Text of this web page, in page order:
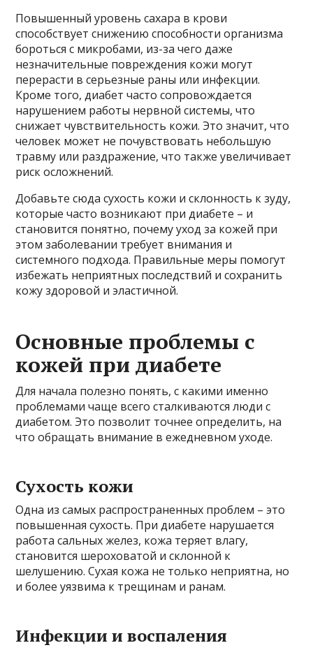
Повышенный уровень сахара в крови
способствует снижению способности организма
бороться с микробами, из-за чего даже
незначительные повреждения кожи могут
перерасти в серьезные раны или инфекции.
Кроме того, диабет часто сопровождается
нарушением работы нервной системы, что
снижает чувствительность кожи. Это значит, что
человек может не почувствовать небольшую
травму или раздражение, что также увеличивает
риск осложнений.
Добавьте сюда сухость кожи и склонность к зуду,
которые часто возникают при диабете – и
становится понятно, почему уход за кожей при
этом заболевании требует внимания и
системного подхода. Правильные меры помогут
избежать неприятных последствий и сохранить
кожу здоровой и эластичной.
Основные проблемы с
кожей при диабете
Для начала полезно понять, с какими именно
проблемами чаще всего сталкиваются люди с
диабетом. Это позволит точнее определить, на
что обращать внимание в ежедневном уходе.
Сухость кожи
Одна из самых распространенных проблем – это
повышенная сухость. При диабете нарушается
работа сальных желез, кожа теряет влагу,
становится шероховатой и склонной к
шелушению. Сухая кожа не только неприятна, но
и более уязвима к трещинам и ранам.
Инфекции и воспаления